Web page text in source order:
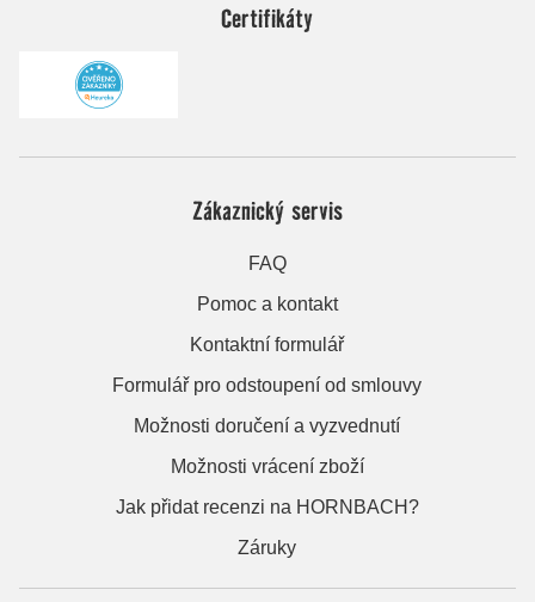
Certifikáty
Zákaznický servis
FAQ
Pomoc a kontakt
Kontaktní formulář
Formulář pro odstoupení od smlouvy
Možnosti doručení a vyzvednutí
Možnosti vrácení zboží
Jak přidat recenzi na HORNBACH?
Záruky